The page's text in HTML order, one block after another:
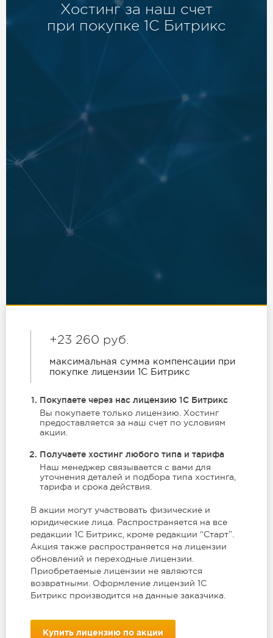
Хостинг за наш счет
при покупке 1С Битрикс
+23 260 руб.
максимальная сумма компенсации при
покупке лицензии 1С Битрикс
Покупаете через нас лицензию 1С Битрикс
Вы покупаете только лицензию. Хостинг
предоставляется за наш счет по условиям
акции.
Получаете хостинг любого типа и тарифа
Наш менеджер связывается с вами для
уточнения деталей и подбора типа хостинга,
тарифа и срока действия.
В акции могут участвовать физические и
юридические лица. Распространяется на все
редакции 1С Битрикс, кроме редакции “Старт”.
Акция также распространяется на лицензии
обновлений и переходные лицензии.
Приобретаемые лицензии не являются
возвратными. Оформление лицензий 1С
Битрикс производится на данные заказчика.
Купить лицензию по акции